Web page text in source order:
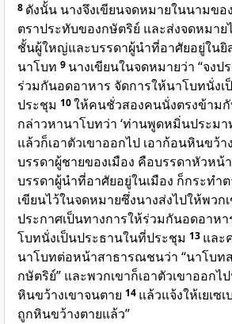
8 ดังนั้น นางจึงเขียนจดหมายในนามข
ตราประทับของกษัตริย์ และส่งจดหมาย
ชั้นผู้ใหญ่และบรรดาผู้นำที่อาศัยอยู่ในยิส
นาโบท 9 นางเขียนในจดหมายว่า “จงป
ร่วมกันอดอาหาร จัดการให้นาโบทนั่งเ
ประชุม 10ให้คนชั่วสองคนนั่งตรงข้ามกั
กล่าวหานาโบทว่า ‘ท่านพูดหมิ่นประมา
แล้วก็เอาตัวเขาออกไป เอาก้อนหินขว้า
บรรดาผู้ชายของเมือง คือบรรดาหัวห
บรรดาผู้นำที่อาศัยอยู่ในเมือง ก็กระทำต
เขียนไว้ในจดหมายซึ่งนางส่งไปให้พวก
ประกาศเป็นทางการให้ร่วมกันอดอาห
โบทนั่งเป็นประธานในที่ประชุม 13 และ
นาโบทต่อหน้าสาธารณชนว่า “นาโบท
กษัตริย์” และพวกเขาก็เอาตัวเขาออกไ
หินขว้างเขาจนตาย 14 แล้วแจ้งให้เยเซ
ถูกหินขว้างตายแล้ว”